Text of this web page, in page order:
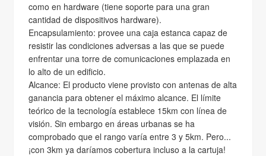
como en hardware (tiene soporte para una gran
cantidad de dispositivos hardware).
Encapsulamiento: provee una caja estanca capaz de
resistir las condiciones adversas a las que se puede
enfrentar una torre de comunicaciones emplazada en
lo alto de un edificio.
Alcance: El producto viene provisto con antenas de alta
ganancia para obtener el máximo alcance. El límite
teórico de la tecnología establece 15km con línea de
visión. Sin embargo en áreas urbanas se ha
comprobado que el rango varía entre 3 y 5km. Pero...
¡con 3km ya daríamos cobertura incluso a la cartuja!